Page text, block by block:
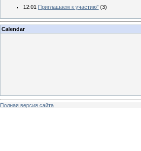
12:01 Приглашаем к участию" (3)
Calendar
Полная версия сайта